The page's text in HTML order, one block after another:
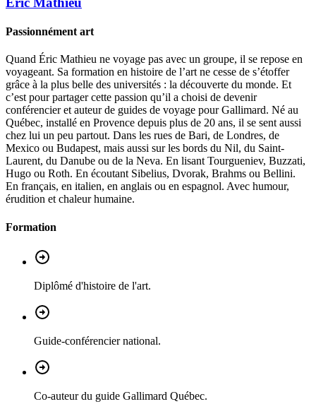
Passionnément art
Quand Éric Mathieu ne voyage pas avec un groupe, il se repose en
voyageant. Sa formation en histoire de l’art ne cesse de s’étoffer
grâce à la plus belle des universités : la découverte du monde. Et
c’est pour partager cette passion qu’il a choisi de devenir
conférencier et auteur de guides de voyage pour Gallimard. Né au
Québec, installé en Provence depuis plus de 20 ans, il se sent aussi
chez lui un peu partout. Dans les rues de Bari, de Londres, de
Mexico ou Budapest, mais aussi sur les bords du Nil, du Saint-
Laurent, du Danube ou de la Neva. En lisant Tourgueniev, Buzzati,
Hugo ou Roth. En écoutant Sibelius, Dvorak, Brahms ou Bellini.
En français, en italien, en anglais ou en espagnol. Avec humour,
érudition et chaleur humaine.
Formation
Diplômé d'histoire de l'art.
Guide-conférencier national.
Co-auteur du guide Gallimard Québec.